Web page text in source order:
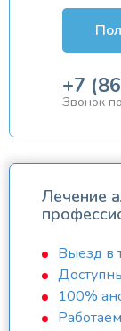
+7
Звонок
Лечение
Выезд в
100%